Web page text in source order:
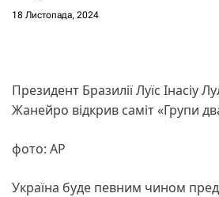
18 Листопада, 2024
Президент Бразилії Луїс Інасіу
Жанейро відкрив саміт «Групи
фото: AP
Україна буде певним чином